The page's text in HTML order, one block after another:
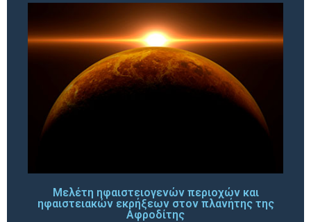
Μελέτη ηφαιστειογενών περιοχών και
ηφαιστειακών εκρήξεων στον πλανήτης της
Αφροδίτης